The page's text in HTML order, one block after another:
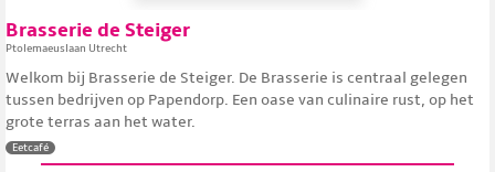
Brasserie de Steiger
Ptolemaeuslaan Utrecht
Welkom bij Brasserie de Steiger. De Brasserie is centraal gelegen
tussen bedrijven op Papendorp. Een oase van culinaire rust, op het
grote terras aan het water.
Eetcafé